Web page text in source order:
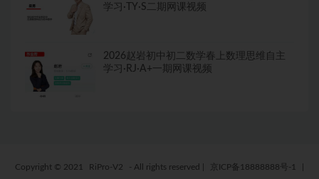
学习·TY·S二期网课视频
2026赵岩初中初二数学春上数理思维自主
学习·RJ·A+一期网课视频
Copyright © 2021 RiPro-V2 - All rights reserved 京ICP备18888888号-1